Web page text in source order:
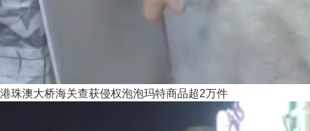
港珠澳大桥海关查获侵权泡泡玛特商品超2万件